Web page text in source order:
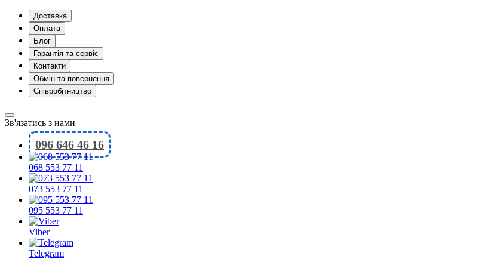
Доставка
Оплата
Блог
Гарантія та сервіс
Контакти
Обмін та повернення
Співробітництво
Зв'язатись з нами
096 646 46 16
068 553 77 11
073 553 77 11
095 553 77 11
Viber
Telegram